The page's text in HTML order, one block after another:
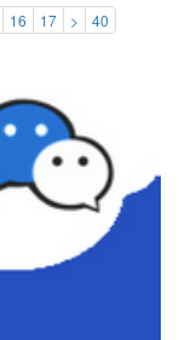
16 17 > 40